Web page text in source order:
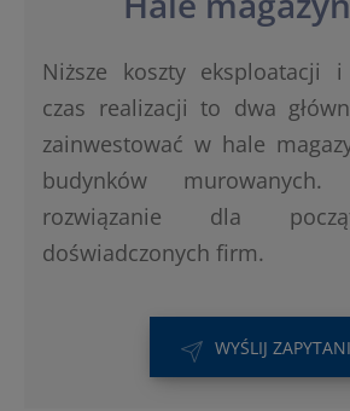
Niższe koszty eksploatacji
czas realizacji to dwa
zainwestować w hale
budynków
rozwiązanie dla
doświadczonych firm.
WYŚLIJ